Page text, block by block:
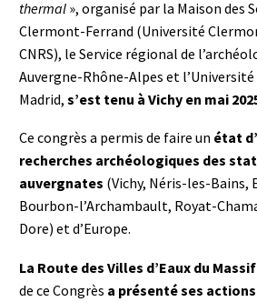
thermal », organisé par la Maison des
Clermont-Ferrand (Université
CNRS), le Service régional de
Auvergne-Rhône-Alpes et
Madrid, s’est tenu à Vichy en mai
Ce congrès a permis de faire un état
recherches archéologiques des
auvergnates (Vichy, Néris-les-Bains,
Bourbon-l’Archambault, Royat-
Dore) et d’Europe.
La Route des Villes d’Eaux du
de ce Congrès a présenté ses